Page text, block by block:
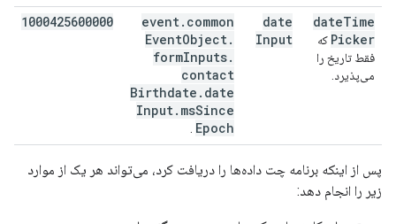
dateTime
Picker که
فقط تاریخ را
می‌پذیرد.
date
Input
event. common
EventObject.
formInputs.
contact
Birthdate . date
Input. msSince
Epoch
1000425600000
پس از اینکه برنامه چت داده‌ها را دریافت کرد، می‌تواند هر یک از موارد
زیر را انجام دهد: